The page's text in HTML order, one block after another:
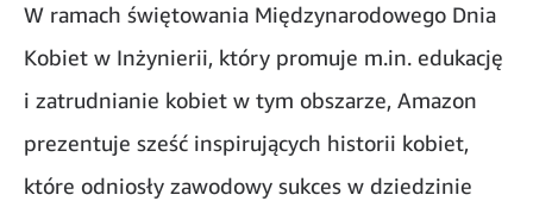
W ramach świętowania Międzynarodowego Dnia
Kobiet w Inżynierii, który promuje m.in. edukację
i zatrudnianie kobiet w tym obszarze, Amazon
prezentuje sześć inspirujących historii kobiet,
które odniosły zawodowy sukces w dziedzinie